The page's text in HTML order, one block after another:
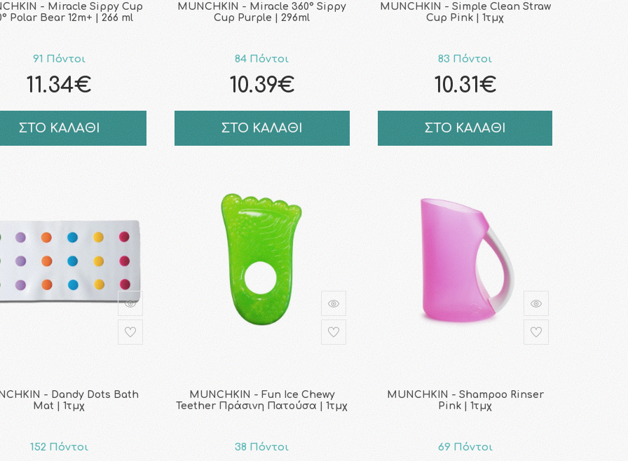
- Miracle Sippy Cup
Polar Bear 12m+ | 266 ml
91 Πόντοι
11.34€
ΣΤΟ ΚΑΛΑΘΙ
MUNCHKIN - Miracle 360° Sippy
Cup Purple | 296ml
84 Πόντοι
10.39€
ΣΤΟ ΚΑΛΑΘΙ
MUNCHKIN - Simple Clean Straw
Cup Pink | 1τμχ
83 Πόντοι
10.31€
ΣΤΟ ΚΑΛΑΘΙ
- Dandy Dots Bath
Mat | 1τμχ
152 Πόντοι
MUNCHKIN - Fun Ice Chewy
Teether Πράσινη Πατούσα | 1τμχ
38 Πόντοι
MUNCHKIN - Shampoo Rinser
Pink | 1τμχ
69 Πόντοι